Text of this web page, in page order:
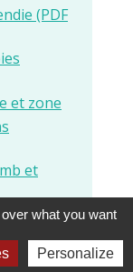
(PDF
et zone
et
-
what you want
Personalize